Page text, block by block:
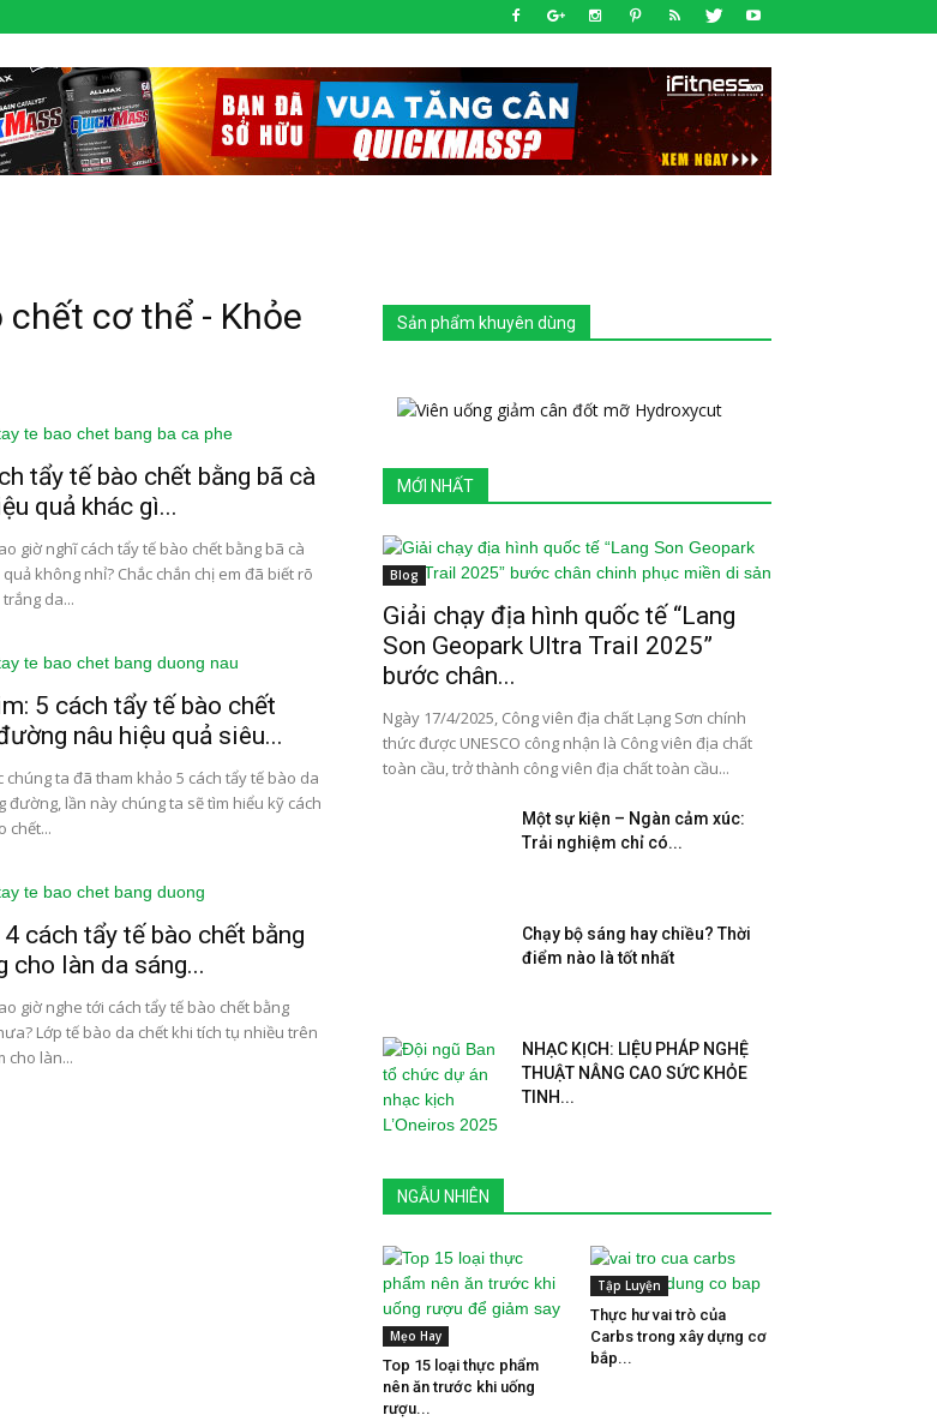
cơ thể - Khỏe
tẩy tế bào chết bằng bã cà
quả khác gì...
giờ nghĩ cách tẩy tế bào chết bằng bã cà
không nhỉ? Chắc chắn chị em đã biết rõ
da...
5 cách tẩy tế bào chết
nâu hiệu quả siêu...
chúng ta đã tham khảo 5 cách tẩy tế bào da
đường, lần này chúng ta sẽ tìm hiểu kỹ cách
chết...
cách tẩy tế bào chết bằng
cho làn da sáng...
giờ nghe tới cách tẩy tế bào chết bằng
Lớp tế bào da chết khi tích tụ nhiều trên
cho làn...
Sản phẩm khuyên dùng
MỚI NHẤT
Blog
Giải chạy địa hình quốc tế “Lang
Son Geopark Ultra Trail 2025”
bước chân...
Ngày 17/4/2025, Công viên địa chất Lạng Sơn chính
thức được UNESCO công nhận là Công viên địa chất
toàn cầu, trở thành công viên địa chất toàn cầu...
Một sự kiện – Ngàn cảm xúc:
Trải nghiệm chỉ có...
Chạy bộ sáng hay chiều? Thời
điểm nào là tốt nhất
NHẠC KỊCH: LIỆU PHÁP NGHỆ
THUẬT NÂNG CAO SỨC KHỎE
TINH...
NGẪU NHIÊN
Mẹo Hay
Top 15 loại thực phẩm
nên ăn trước khi uống
rượu...
Tập Luyện
Thực hư vai trò của
Carbs trong xây dựng cơ
bắp...